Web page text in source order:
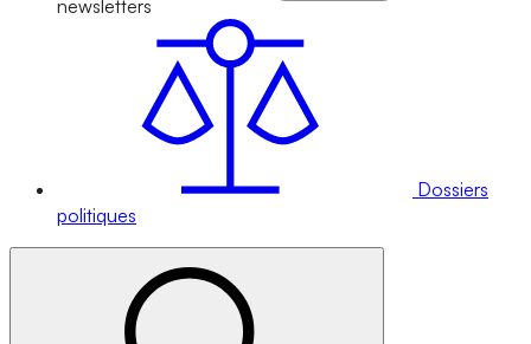
newsletters
Dossiers
politiques